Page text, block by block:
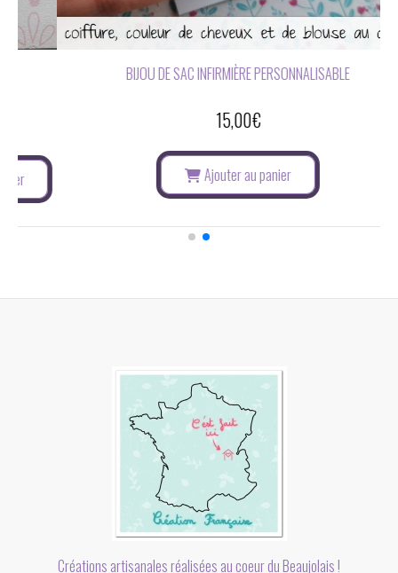
BIJOU DE SAC INFIRMIÈRE PERSONNALISABLE
15,00€
Ajouter au panier
Créations artisanales réalisées au coeur du Beaujolais !